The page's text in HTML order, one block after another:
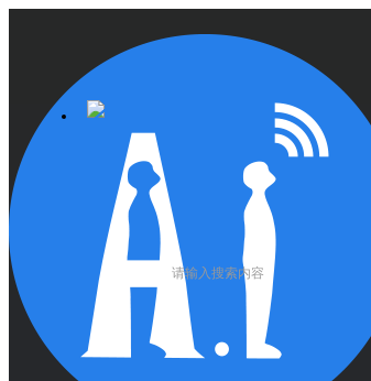
Portal
产品教程
BBS
开发资料
样品购买
IoT云平台
GitHub
技术博客
请先登录后才能继续浏览